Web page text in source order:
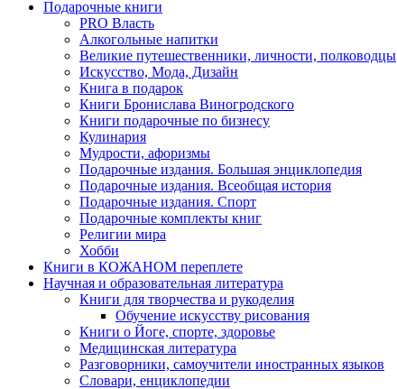
Подарочные книги
PRO Власть
Алкогольные напитки
Великие путешественники, личности, полководцы
Искусство, Мода, Дизайн
Книга в подарок
Книги Бронислава Виногродского
Книги подарочные по бизнесу
Кулинария
Мудрости, афоризмы
Подарочные издания. Большая энциклопедия
Подарочные издания. Всеобщая история
Подарочные издания. Спорт
Подарочные комплекты книг
Религии мира
Хобби
Книги в КОЖАНОМ переплете
Научная и образовательная литература
Книги для творчества и рукоделия
Обучение искусству рисования
Книги о Йоге, спорте, здоровье
Медицинская литература
Разговорники, самоучители иностранных языков
Словари, енциклопедии